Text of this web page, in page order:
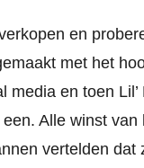
en
met het
en toen
Alle winst
vertelden dat